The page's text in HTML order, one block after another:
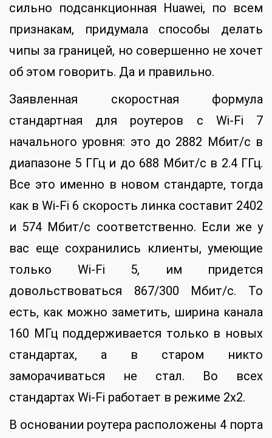
сильно подсанкционная Huawei, по всем
признакам, придумала способы делать
чипы за границей, но совершенно не хочет
об этом говорить. Да и правильно.
Заявленная скоростная формула
стандартная для роутеров с Wi-Fi 7
начального уровня: это до 2882 Мбит/с в
диапазоне 5 ГГц и до 688 Мбит/с в 2.4 ГГц.
Все это именно в новом стандарте, тогда
как в Wi-Fi 6 скорость линка составит 2402
и 574 Мбит/с соответственно. Если же у
вас еще сохранились клиенты, умеющие
только Wi-Fi 5, им придется
довольствоваться 867/300 Мбит/с. То
есть, как можно заметить, ширина канала
160 МГц поддерживается только в новых
стандартах, а в старом никто
заморачиваться не стал. Во всех
стандартах Wi-Fi работает в режиме 2х2.
В основании роутера расположены 4 порта